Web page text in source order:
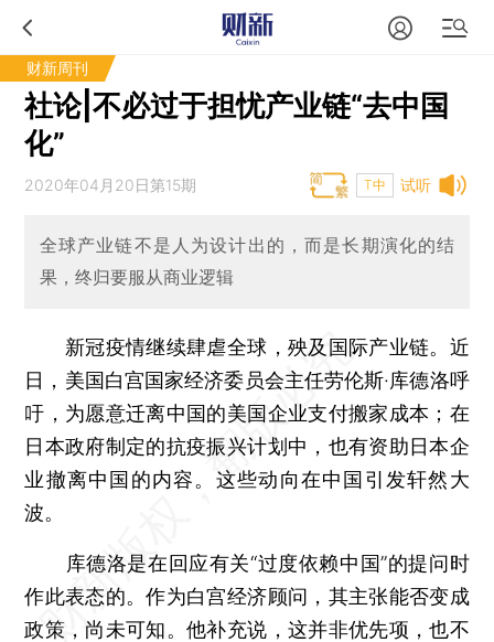
财新周刊
社论|不必过于担忧产业链“去中国
化”
试听
2020年04月20日第15期 T中
全球产业链不是人为设计出的，而是长期演化的结
果，终归要服从商业逻辑
新冠疫情继续肆虐全球，殃及国际产业链。近
日，美国白宫国家经济委员会主任劳伦斯·库德洛呼
吁，为愿意迁离中国的美国企业支付搬家成本；在
日本政府制定的抗疫振兴计划中，也有资助日本企
业撤离中国的内容。这些动向在中国引发轩然大
波。
库德洛是在回应有关“过度依赖中国”的提问时
作此表态的。作为白宫经济顾问，其主张能否变成
政策，尚未可知。他补充说，这并非优先项，也不